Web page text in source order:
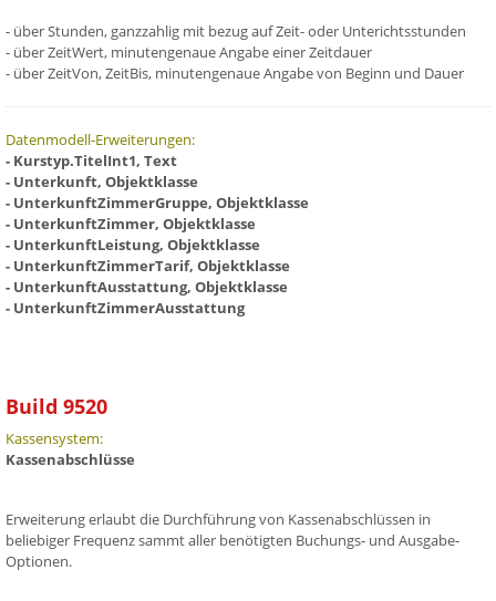
- über Stunden, ganzzahlig mit bezug auf Zeit- oder Unterichtsstunden
- über ZeitWert, minutengenaue Angabe einer Zeitdauer
- über ZeitVon, ZeitBis, minutengenaue Angabe von Beginn und Dauer
Datenmodell-Erweiterungen:
- Kurstyp.TitelInt1, Text
- Unterkunft, Objektklasse
- UnterkunftZimmerGruppe, Objektklasse
- UnterkunftZimmer, Objektklasse
- UnterkunftLeistung, Objektklasse
- UnterkunftZimmerTarif, Objektklasse
- UnterkunftAusstattung, Objektklasse
- UnterkunftZimmerAusstattung
Build 9520
Kassensystem:
Kassenabschlüsse
Erweiterung erlaubt die Durchführung von Kassenabschlüssen in
beliebiger Frequenz sammt aller benötigten Buchungs- und Ausgabe-
Optionen.